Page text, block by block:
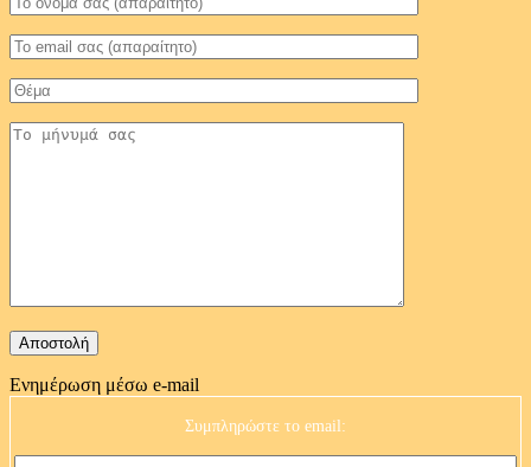
Ενημέρωση μέσω e-mail
Συμπληρώστε το email: